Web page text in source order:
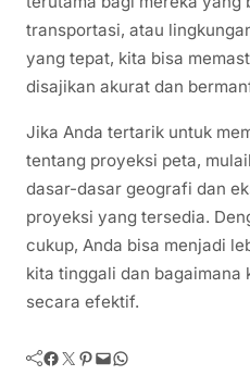
transportasi, atau
yang tepat, kita bisa
disajikan akurat dan
Jika Anda tertarik untuk
tentang proyeksi peta,
dasar-dasar geografi dan
proyeksi yang tersedia.
cukup, Anda bisa menjadi
kita tinggali dan bagaimana
secara efektif.
Facebook Twitter Pinterest Mail WhatsApp